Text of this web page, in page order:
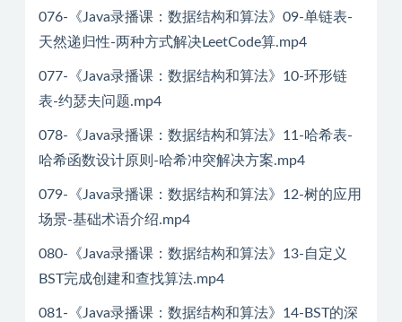
076-《Java录播课：数据结构和算法》09-单链表-
天然递归性-两种方式解决LeetCode算.mp4
077-《Java录播课：数据结构和算法》10-环形链
表-约瑟夫问题.mp4
078-《Java录播课：数据结构和算法》11-哈希表-
哈希函数设计原则-哈希冲突解决方案.mp4
079-《Java录播课：数据结构和算法》12-树的应用
场景-基础术语介绍.mp4
080-《Java录播课：数据结构和算法》13-自定义
BST完成创建和查找算法.mp4
081-《Java录播课：数据结构和算法》14-BST的深